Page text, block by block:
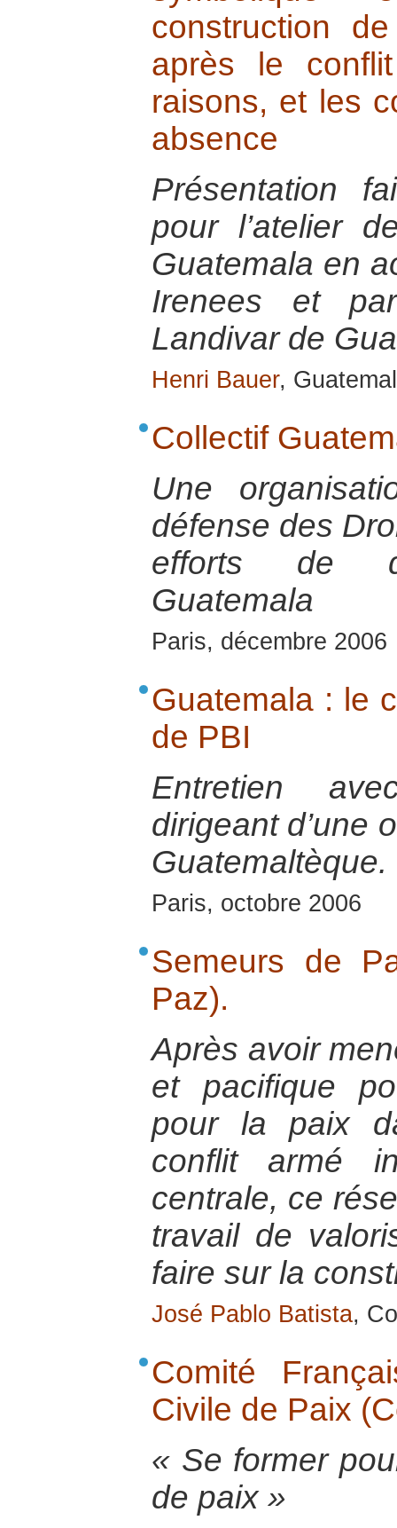
construction
après le
raisons, et les
absence
Présentation
pour l’atelier
Guatemala en
Irenees et
Landivar de
Henri Bauer,
Collectif
Une
défense des
efforts de
Guatemala
Paris, décembre 2006
Guatemala : le
de PBI
Entretien
dirigeant d’une
Guatemaltèque.
Paris, octobre 2006
Semeurs de
Paz).
Après avoir
et pacifique
pour la paix
conflit armé
centrale, ce
travail de
faire sur la
José Pablo Batista,
Comité
Civile de Paix
« Se former
de paix »